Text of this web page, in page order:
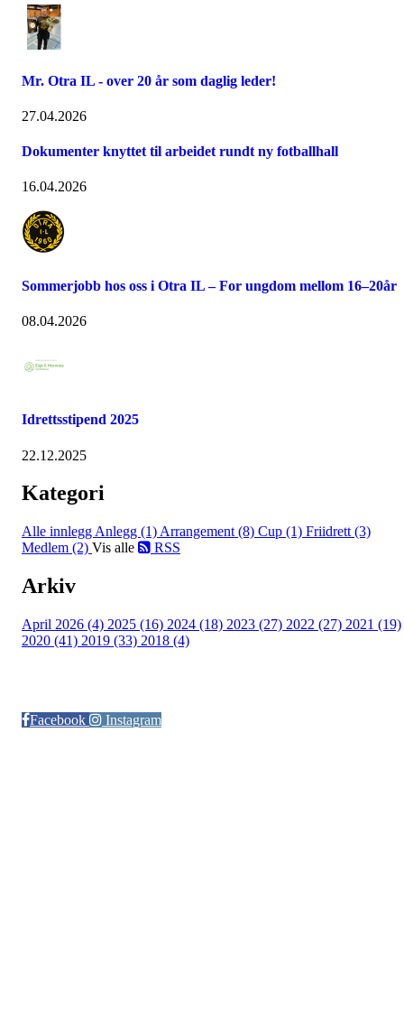
Mr. Otra IL - over 20 år som daglig leder!
27.04.2026
Dokumenter knyttet til arbeidet rundt ny fotballhall
16.04.2026
Sommerjobb hos oss i Otra IL – For ungdom mellom 16–20år
08.04.2026
Idrettsstipend 2025
22.12.2025
Kategori
Alle innlegg Anlegg (1) Arrangement (8) Cup (1) Friidrett (3)
Medlem (2) Vis alle RSS
Arkiv
April 2026 (4) 2025 (16) 2024 (18) 2023 (27) 2022 (27) 2021 (19)
2020 (41) 2019 (33) 2018 (4)
Facebook
Instagram